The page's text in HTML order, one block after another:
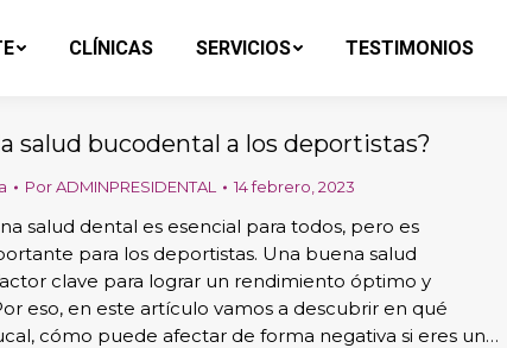
CLÍNICAS SERVICIOS TESTIMONIOS
salud bucodental a los deportistas?
PorADMINPRESIDENTAL 14 febrero, 2023
salud dental es esencial para todos, pero es
para los deportistas. Una buena salud
clave para lograr un rendimiento óptimo y
eso, en este artículo vamos a descubrir en qué
cómo puede afectar de forma negativa si eres un…